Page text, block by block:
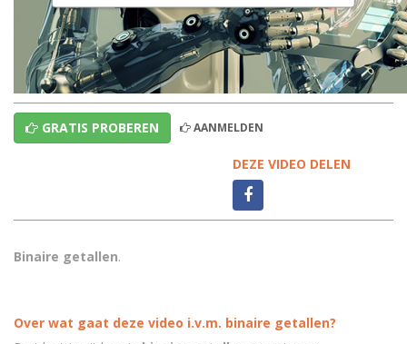
GRATIS PROBEREN AANMELDEN
DEZE VIDEO DELEN
Binaire getallen.
Over wat gaat deze video i.v.m. binaire getallen?